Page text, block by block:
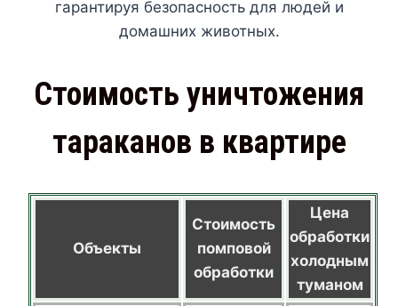
гарантируя безопасность для людей и
домашних животных.
Стоимость уничтожения
тараканов в квартире
Объекты
Стоимость
помповой
обработки
Цена
обработки
холодным
туманом